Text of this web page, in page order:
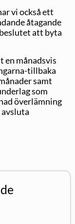
vi också ett
åtagande
att byta
en månadsvis
tillbaka
samt
som
överlämning